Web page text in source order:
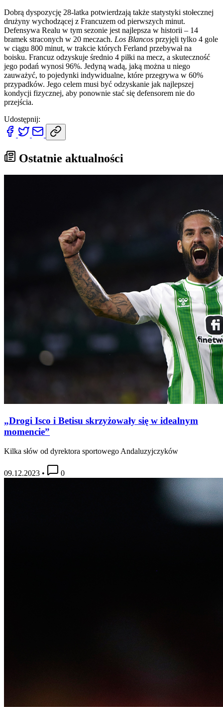
Dobrą dyspozycję 28-latka potwierdzają także statystyki stołecznej
drużyny wychodzącej z Francuzem od pierwszych minut.
Defensywa Realu w tym sezonie jest najlepsza w historii – 14
bramek straconych w 20 meczach. Los Blancos przyjęli tylko 4 gole
w ciągu 800 minut, w trakcie których Ferland przebywał na
boisku. Francuz odzyskuje średnio 4 piłki na mecz, a skuteczność
jego podań wynosi 96%. Jedyną wadą, jaką można u niego
zauważyć, to pojedynki indywidualne, które przegrywa w 60%
przypadków. Jego celem musi być odzyskanie jak najlepszej
kondycji fizycznej, aby ponownie stać się defensorem nie do
przejścia.
Udostępnij:
Ostatnie aktualności
„Drogi Isco i Betisu skrzyżowały się w idealnym
momencie”
Kilka słów od dyrektora sportowego Andaluzyjczyków
09.12.2023 • 0